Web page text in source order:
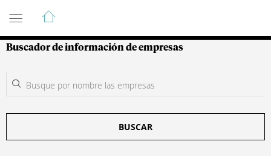
Guía de Empresas Colombianas
Buscador de información de empresas
BUSCAR